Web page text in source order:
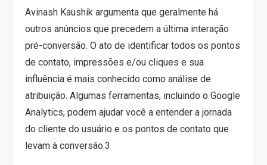
Avinash Kaushik argumenta que geralmente há
outros anúncios que precedem a última interação
pré-conversão. O ato de identificar todos os pontos
de contato, impressões e/ou cliques e sua
influência é mais conhecido como análise de
atribuição. Algumas ferramentas, incluindo o Google
Analytics, podem ajudar você a entender a jornada
do cliente do usuário e os pontos de contato que
levam à conversão.3